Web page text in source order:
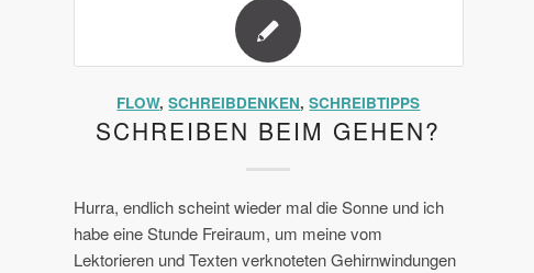
FLOW,SCHREIBDENKEN,SCHREIBTIPPS
SCHREIBEN BEIM GEHEN?
Hurra, endlich scheint wieder mal die Sonne und ich
habe eine Stunde Freiraum, um meine vom
Lektorieren und Texten verknoteten Gehirnwindungen